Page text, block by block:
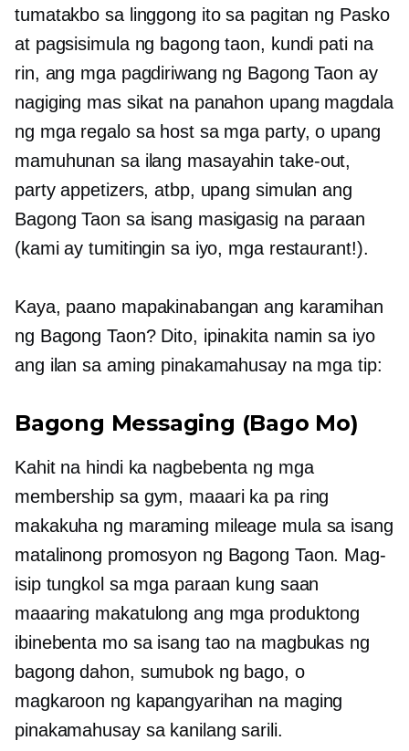
tumatakbo sa linggong ito sa pagitan ng Pasko
at pagsisimula ng bagong taon, kundi pati na
rin, ang mga pagdiriwang ng Bagong Taon ay
nagiging mas sikat na panahon upang magdala
ng mga regalo sa host sa mga party, o upang
mamuhunan sa ilang masayahintake-out,
party appetizers, atbp, upang simulan ang
Bagong Taon sa isang masigasig na paraan
(kami ay tumitingin sa iyo, mga restaurant!).
Kaya, paano mapakinabangan ang karamihan
ng Bagong Taon? Dito, ipinakita namin sa iyo
ang ilan sa aming pinakamahusay na mga tip:
Bagong Messaging (Bago Mo)
Kahit na hindi ka nagbebenta ng mga
membership sa gym, maaari ka pa ring
makakuha ng maraming mileage mula sa isang
matalinong promosyon ng Bagong Taon. Mag-
isip tungkol sa mga paraan kung saan
maaaring makatulong ang mga produktong
ibinebenta mo sa isang tao na magbukas ng
bagong dahon, sumubok ng bago, o
magkaroon ng kapangyarihan na maging
pinakamahusay sa kanilang sarili.